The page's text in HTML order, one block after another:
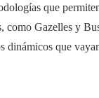
que
como Gazelles y
dinámicos que